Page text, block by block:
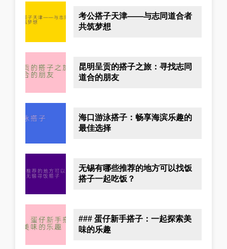
考公搭子天津——与志同道合者
共筑梦想
昆明呈贡的搭子之旅：寻找志同
道合的朋友
海口游泳搭子：畅享海滨乐趣的
最佳选择
无锡有哪些推荐的地方可以找饭
搭子一起吃饭？
### 蛋仔新手搭子：一起探索美
味的乐趣